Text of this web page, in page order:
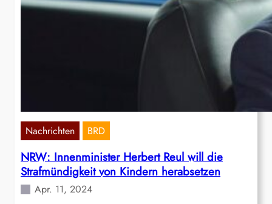
Nachrichten BRD
NRW: Innenminister Herbert Reul will die
Strafmündigkeit von Kindern herabsetzen
Apr. 11, 2024